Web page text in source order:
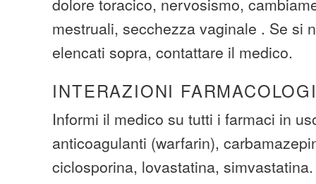
mestruali, secchezza vaginale . Se si
elencati sopra, contattare il medico.
INTERAZIONI
Informi il medico su tutti i farmaci in
anticoagulanti (warfarin),
ciclosporina, lovastatina,